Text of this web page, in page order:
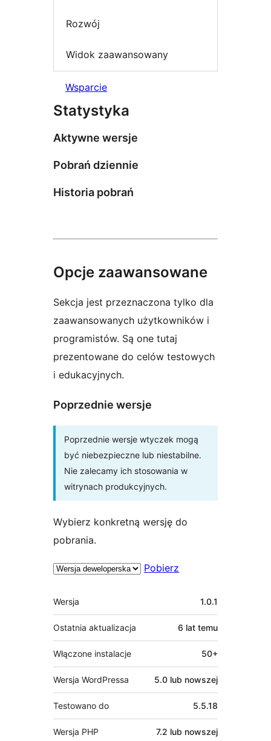
Rozwój
Widok zaawansowany
Wsparcie
Statystyka
Aktywne wersje
Pobrań dziennie
Historia pobrań
Opcje zaawansowane
Sekcja jest przeznaczona tylko dla
zaawansowanych użytkowników i
programistów. Są one tutaj
prezentowane do celów testowych
i edukacyjnych.
Poprzednie wersje
Poprzednie wersje wtyczek mogą
być niebezpieczne lub niestabilne.
Nie zalecamy ich stosowania w
witrynach produkcyjnych.
Wybierz konkretną wersję do
pobrania.
Pobierz
Meta
Wersja 1.0.1
Ostatnia aktualizacja 6 lat temu
Włączone instalacje 50+
Wersja WordPressa 5.0 lub nowszej
Testowano do 5.5.18
Wersja PHP 7.2 lub nowszej